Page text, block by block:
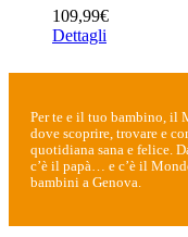
109,99€
Dettagli
Per te e il tuo bambino, il
dove scoprire, trovare e
quotidiana sana e felice.
c’è il papà… e c’è il
bambini a Genova.